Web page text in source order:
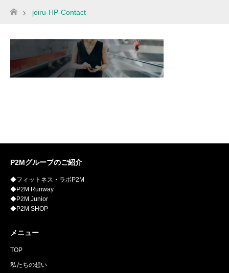
ホーム
joiru-HP-Contact
P2Mグループのご紹介
◆フィットネス・ラボP2M
◆P2M Runway
◆P2M Junior
◆P2M SHOP
メニュー
TOP
私たちの想い